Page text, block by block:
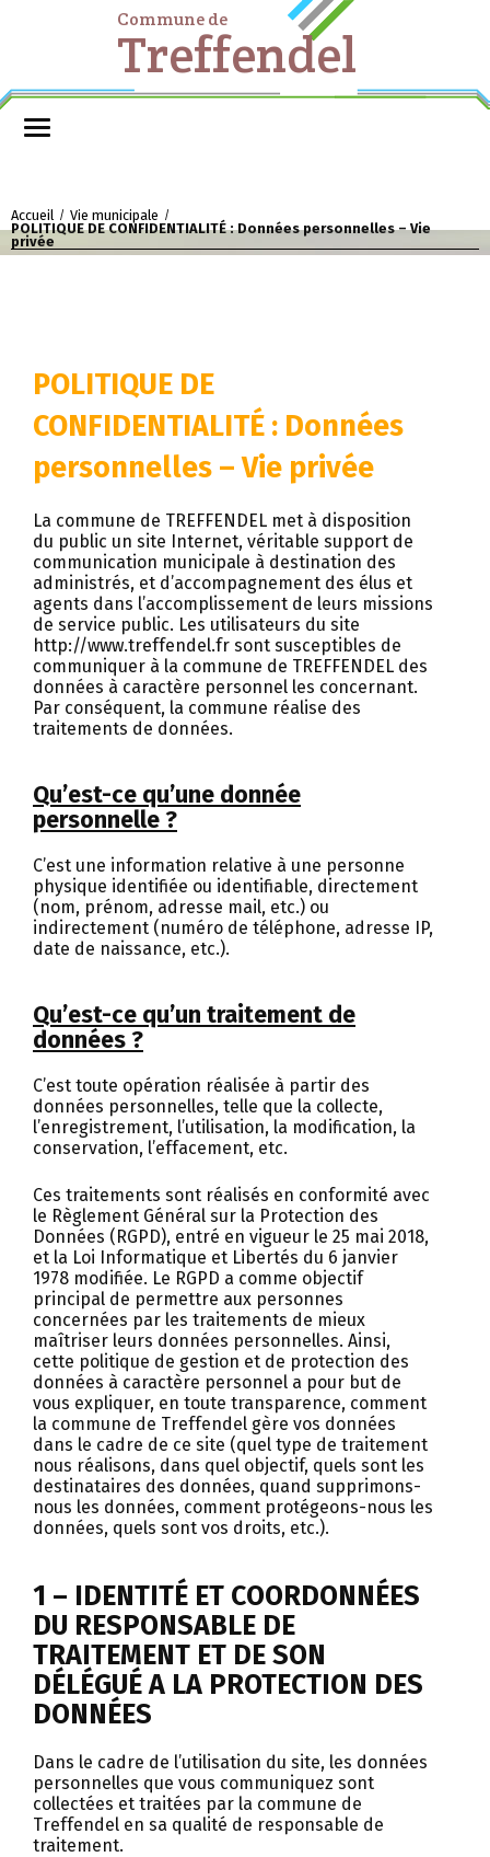
Commune de
Treffendel
Accueil / Vie municipale /
POLITIQUE DE CONFIDENTIALITÉ : Données personnelles – Vie
privée
POLITIQUE DE
CONFIDENTIALITÉ : Données
personnelles – Vie privée
La commune de TREFFENDEL met à disposition
du public un site Internet, véritable support de
communication municipale à destination des
administrés, et d’accompagnement des élus et
agents dans l’accomplissement de leurs missions
de service public. Les utilisateurs du site
http://www.treffendel.fr sont susceptibles de
communiquer à la commune de TREFFENDEL des
données à caractère personnel les concernant.
Par conséquent, la commune réalise des
traitements de données.
Qu’est-ce qu’une donnée
personnelle ?
C’est une information relative à une personne
physique identifiée ou identifiable, directement
(nom, prénom, adresse mail, etc.) ou
indirectement (numéro de téléphone, adresse IP,
date de naissance, etc.).
Qu’est-ce qu’un traitement de
données ?
C’est toute opération réalisée à partir des
données personnelles, telle que la collecte,
l’enregistrement, l’utilisation, la modification, la
conservation, l’effacement, etc.
Ces traitements sont réalisés en conformité avec
le Règlement Général sur la Protection des
Données (RGPD), entré en vigueur le 25 mai 2018,
et la Loi Informatique et Libertés du 6 janvier
1978 modifiée. Le RGPD a comme objectif
principal de permettre aux personnes
concernées par les traitements de mieux
maîtriser leurs données personnelles. Ainsi,
cette politique de gestion et de protection des
données à caractère personnel a pour but de
vous expliquer, en toute transparence, comment
la commune de Treffendel gère vos données
dans le cadre de ce site (quel type de traitement
nous réalisons, dans quel objectif, quels sont les
destinataires des données, quand supprimons-
nous les données, comment protégeons-nous les
données, quels sont vos droits, etc.).
1 – IDENTITÉ ET COORDONNÉES
DU RESPONSABLE DE
TRAITEMENT ET DE SON
DÉLÉGUÉ A LA PROTECTION DES
DONNÉES
Dans le cadre de l’utilisation du site, les données
personnelles que vous communiquez sont
collectées et traitées par la commune de
Treffendel en sa qualité de responsable de
traitement.